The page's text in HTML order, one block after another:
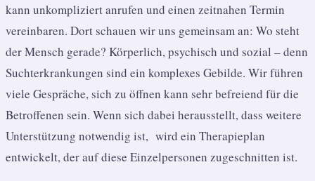
kann unkompliziert anrufen und einen zeitnahen Termin
vereinbaren. Dort schauen wir uns gemeinsam an: Wo steht
der Mensch gerade? Körperlich, psychisch und sozial – denn
Suchterkrankungen sind ein komplexes Gebilde. Wir führen
viele Gespräche, sich zu öffnen kann sehr befreiend für die
Betroffenen sein. Wenn sich dabei herausstellt, dass weitere
Unterstützung notwendig ist, wird ein Therapieplan
entwickelt, der auf diese Einzelpersonen zugeschnitten ist.